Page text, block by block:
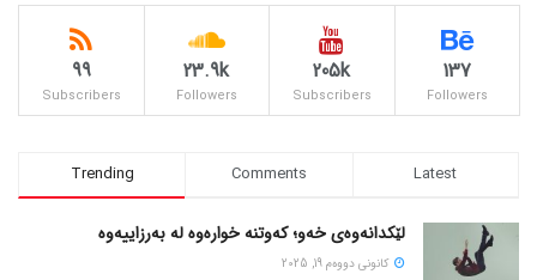
137
Followers
205k
Subscribers
23.9k
Followers
99
Subscribers
Trending Comments Latest
لێکدانەوەی خەو؛ کەوتنە خوارەوە لە بەرزاییەوە
كانونی دووه‌م 19, 2025